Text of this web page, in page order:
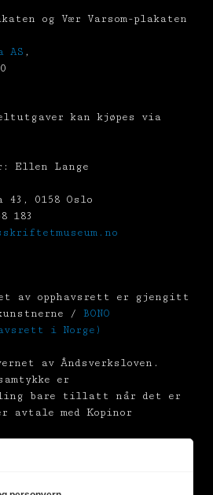
og Vær Varsom-plakaten
AS ,
kan kjøpes via
Ellen Lange
43, 0158 Oslo
183
av opphavsrett er gjengitt
/ BONO
i Norge)
av Åndsverksloven.
er
bare tillatt når det er
med Kopinor